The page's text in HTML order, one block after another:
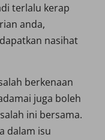
terlalu kerap
anda,
nasihat
berkenaan
juga boleh
ini bersama.
dalam isu